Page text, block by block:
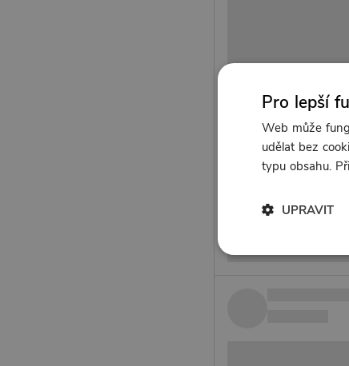
Pro lepší
Web může
udělat bez
typu obsahu.
UPRAVIT